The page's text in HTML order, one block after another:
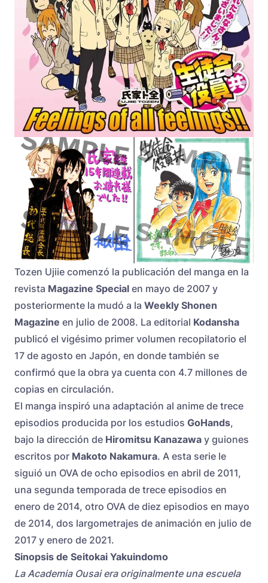
Tozen Ujiie comenzó la publicación del manga en la
revista Magazine Special en mayo de 2007 y
posteriormente la mudó a la Weekly Shonen
Magazine en julio de 2008. La editorial Kodansha
publicó el vigésimo primer volumen recopilatorio el
17 de agosto en Japón, en donde también se
confirmó que la obra ya cuenta con 4.7 millones de
copias en circulación.
El manga inspiró una adaptación al anime de trece
episodios producida por los estudios GoHands,
bajo la dirección de Hiromitsu Kanazawa y guiones
escritos por Makoto Nakamura. A esta serie le
siguió un OVA de ocho episodios en abril de 2011,
una segunda temporada de trece episodios en
enero de 2014, otro OVA de diez episodios en mayo
de 2014, dos largometrajes de animación en julio de
2017 y enero de 2021.
Sinopsis de Seitokai Yakuindomo
La Academia Ousai era originalmente una escuela